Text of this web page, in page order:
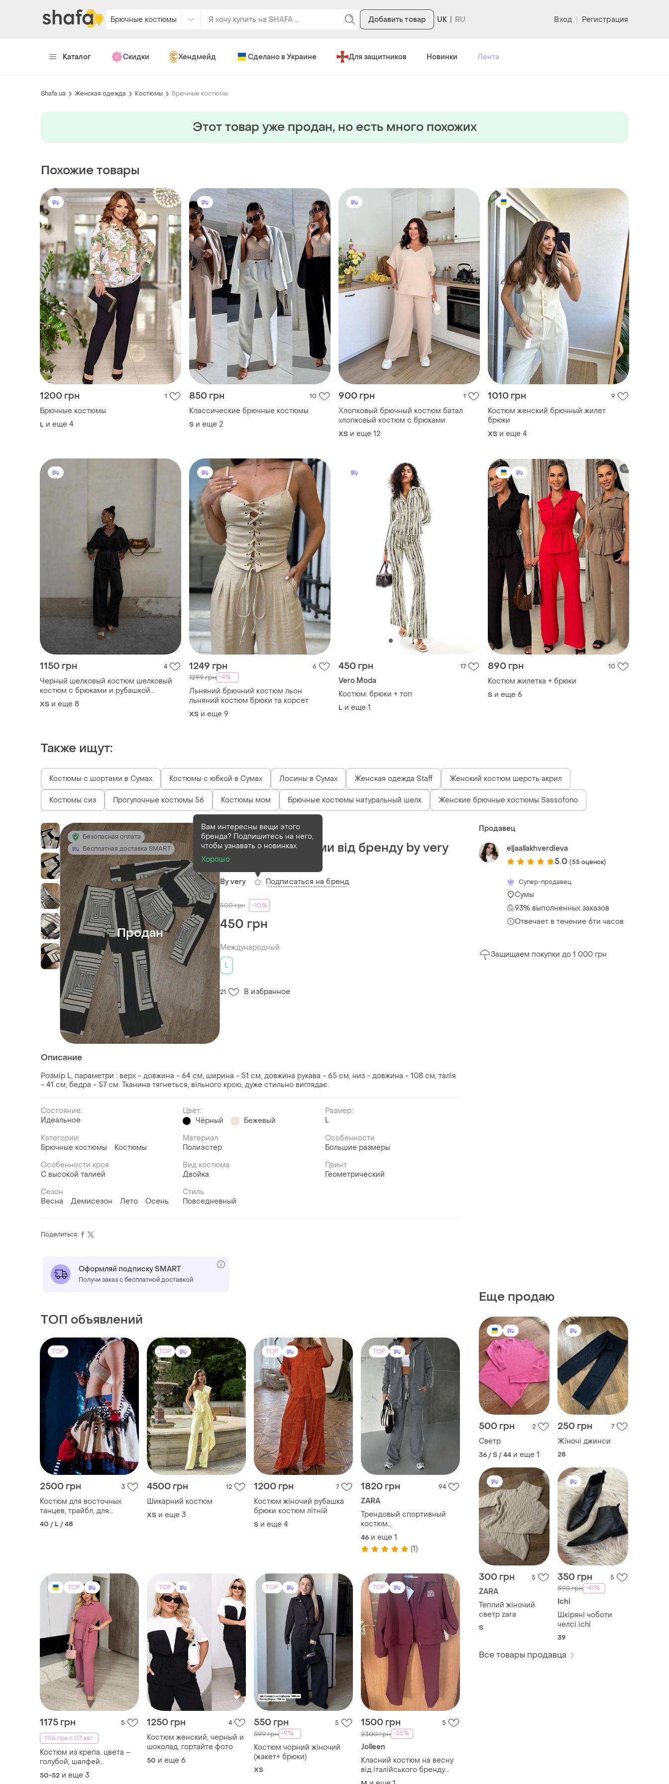
Брючные костюмы Добавить товар UK Вход | Регистрация
Каталог Скидки Хендмейд Сделано в Украине Для защитников Новинки Лента
Shafa.ua Женская одежда Костюмы Брючные костюмы
Этот товар уже продан, но есть много похожих
Похожие товары
1200 грн 1
Брючные костюмы
L и еще 4
850 грн 10
Классические брючные костюмы
S и еще 2
900 грн 1
Хлопковый брючный костюм батал
хлопковый костюм с брюками
ХS и еще 12
1010 грн 9
Костюм женский брючный жилет
брюки
ХS и еще 4
1150 грн 4
Черный шелковый костюм шелковый
костюм с брюками и рубашкой
брючный костюм шелк летний костюм
шелк
ХS и еще 8
1249 грн 6
1299 грн -4%
Льняний брючний костюм льон
льняний костюм брюки та корсет
ХS и еще 9
450 грн 17
Vero Moda
Костюм: брюки + топ
L и еще 1
890 грн 10
Костюм жилетка + брюки
S и еще 6
Также ищут:
Костюмы с шортами в Сумах Костюмы с юбкой в Сумах Лосины в Сумах Женская одежда Staff Женский костюм шерсть акрил
Костюмы сиз Прогулочные костюмы 56 Костюмы мом Брючные костюмы натуральный шелк Женские брючные костюмы Sassofono
Безопасная оплата
Бесплатная доставка SMART
Продан
Продан
Костюм з брюками від бренду by very
By very
Вам интересны вещи этого
бренда? Подпишитесь на него,
чтобы узнавать о новинках
Хорошо
Подписаться на бренд
500грн -10%
450 грн
Международный
L
21 В избранное
Описание
Розмір L, параметри : верх - довжина - 64 см, ширина - 51 см, довжина рукава - 65 см, низ - довжина - 108 см, талія
- 41 см, бедра - 57 см. Тканина тягнеться, вільного крою, дуже стильно виглядає.
Состояние:
Идеальное
Цвет:
Чёрный
Бежевый
Размер:
L
Категории:
Брючные костюмы
Костюмы
Материал
Полиэстер
Особенности
Большие размеры
Особенности кроя
С высокой талией
Вид костюма
Двойка
Принт
Геометрический
Сезон
Весна
Демисезон Лето Осень
Стиль
Повседневный
Продавец
eljaallakhverdieva
5.0 (55 оценок)
Супер-продавец
Сумы
93% выполненных заказов
Отвечает в течение 6ти часов
Защищаем покупки до 1 000 грн
Еще продаю
500 грн 2
Светр
36 / S / 44 и еще 1
250 грн 7
Жіночі джинси
28
300 грн 5
ZARA
Теплий жіночий
светр zara
S
350 грн 5
590 грн -41%
Ichi
Шкіряні чоботи
челсі ichi
39
Все товары продавца
Поделиться:
Оформляй подписку SMART
Получи заказ с бесплатной доставкой
ТОП объявлений
TOP
2500 грн 3
Костюм для восточных
танцев, трайбл, для
аниматоров, карнавальный,
в театр
40 / L / 48
TOP
4500 грн 12
Шикарний костюм
ХS и еще 3
TOP
1200 грн 7
Костюм жіночий рубашка
брюки костюм літній
S и еще 4
TOP
1820 грн 94
ZARA
Трендовый спортивный
костюм
"варенка"&nbsp;петля.
46 и еще 1
(1)
TOP
1175 грн
5
1116 грн с 07 авг.
Костюм из крепа. цвета –
голубой, шалфей
(св.зеленый), бежевый,
фрезовый. ❤️размеры:
50-52 и еще 3
TOP
1250 грн 4
Костюм женский, черный и
шоколад, гортайте фото
50 и еще 6
TOP
550 грн 5
599 грн -9%
Костюм чорний жіночий
(жакет+ брюки)
ХS
TOP
1500 грн 5
2300 грн -35%
Jolleen
Класний костюм на весну
від італійського бренду
jolene